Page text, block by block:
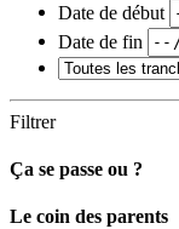
Date de début
Date de fin
Filtrer
Ça se passe ou ?
Carto
Le coin des parents